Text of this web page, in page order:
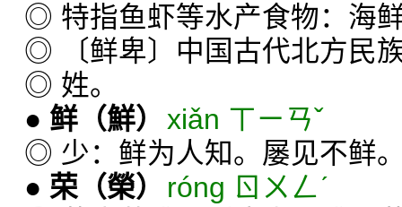
◎ 特指鱼虾等水产食物：海
◎ 〔鲜卑〕中国古代北方民
◎ 姓。
● 鲜 （鮮） xiǎn ㄒㄧㄢˇ
◎ 少：鲜为人知。屡见不鲜
● 荣 （榮）
róng ㄖㄨㄥˊ